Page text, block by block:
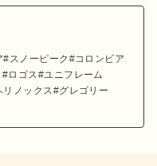
スノーピーク
コロンビア
ロゴス
ユニフレーム
リノックス
グレゴリー